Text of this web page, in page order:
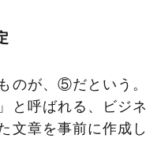
のが、⑤だという。
」と呼ばれる、ビジ
文章を事前に作成